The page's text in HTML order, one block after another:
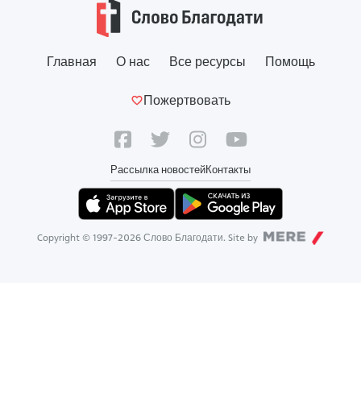
Главная О нас Все ресурсы Помощь
Пожертвовать
Рассылка новостейКонтакты
Copyright © 1997-2026 Слово Благодати. Site by